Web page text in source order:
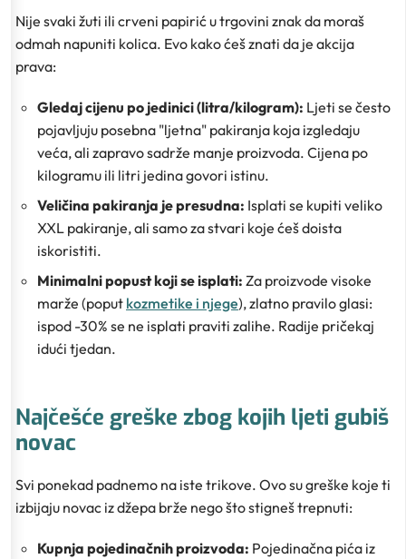
Nije svaki žuti ili crveni papirić u trgovini znak da moraš
odmah napuniti kolica. Evo kako ćeš znati da je akcija
prava:
Gledaj cijenu po jedinici (litra/kilogram): Ljeti se često
pojavljuju posebna "ljetna" pakiranja koja izgledaju
veća, ali zapravo sadrže manje proizvoda. Cijena po
kilogramu ili litri jedina govori istinu.
Veličina pakiranja je presudna: Isplati se kupiti veliko
XXL pakiranje, ali samo za stvari koje ćeš doista
iskoristiti.
Minimalni popust koji se isplati: Za proizvode visoke
marže (poput kozmetike i njege), zlatno pravilo glasi:
ispod -30% se ne isplati praviti zalihe. Radije pričekaj
idući tjedan.
Najčešće greške zbog kojih ljeti gubiš
novac
Svi ponekad padnemo na iste trikove. Ovo su greške koje ti
izbijaju novac iz džepa brže nego što stigneš trepnuti:
Kupnja pojedinačnih proizvoda: Pojedinačna pića iz